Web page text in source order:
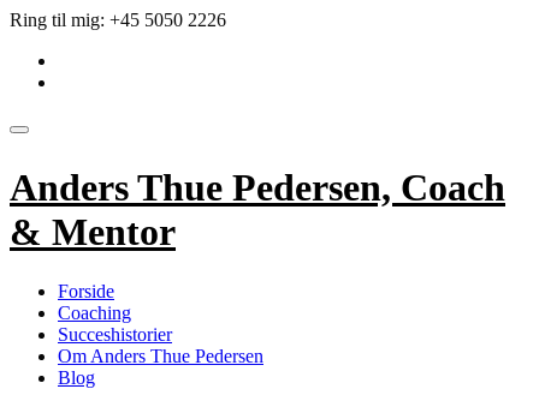
Videre
indhold
Ring til mig: +45 5050 2226
Skift
Anders Thue Pedersen, Coach
& Mentor
Forside
Coaching
Succeshistorier
Om Anders Thue Pedersen
Blog